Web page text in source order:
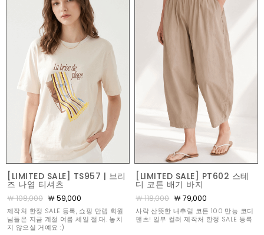
[LIMITED SALE] TS957 | 브리
즈 나염 티셔츠
￦ 108,000 ￦ 59,000
제작처 한정 SALE 등록, 쇼핑 만렙 회원
님들은 지금 계절 여름 세일 절.대. 놓치
지 않으실 거예요 :)
[LIMITED SALE] PT602 스테
디 코튼 배기 바지
￦ 118,000 ￦ 79,000
사락 산뜻한 내추럴 코튼 100 만능 코디
팬츠! 일부 컬러 제작처 한정 SALE 등록